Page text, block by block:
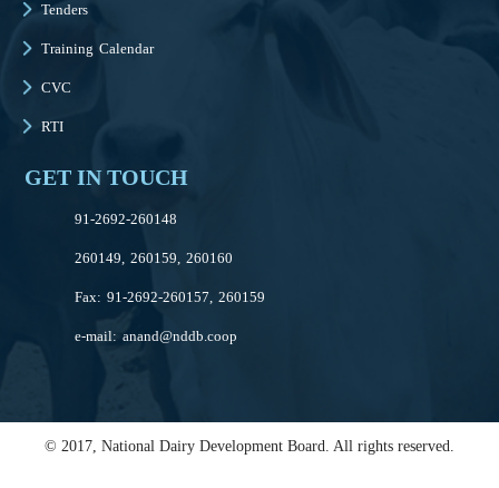
Tenders
Training Calendar
CVC
RTI
GET IN TOUCH
91-2692-260148
260149, 260159, 260160
Fax: 91-2692-260157, 260159
e-mail:anand@nddb.coop
© 2017, National Dairy Development Board. All rights reserved.